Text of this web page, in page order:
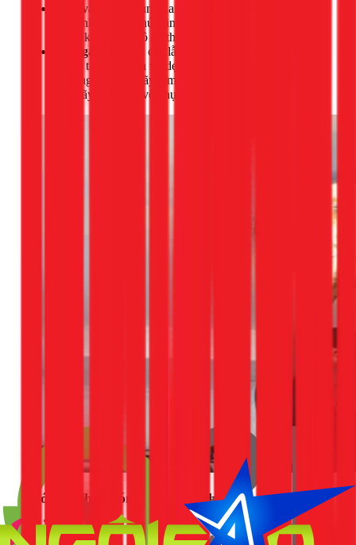
Loại vặn ren:
Dùng hai tay giữ chặt phần chụp đèn
bằng nhựa hoặc thủy tinh, sau đó xoay nhẹ ngược
chiều kim đồng hồ để tháo ra.
Loại gài lẫy:
Tìm các lẫy kim loại ở cạnh viền đèn.
Dùng tay hoặc tua vít dẹt để bẩy nhẹ các lẫy này ra
khỏi ngàm giữ. Hãy làm từ từ và đều các phía để tránh
làm gãy lẫy hoặc vỡ chụp đèn.
Bước 3: Tháo bóng đèn cũ đã hỏng
Đối với bóng đui xoáy (Compact, Halogen):Một tay
giữ chuôi đèn, tay kia cầm vào phần thân bóng và xoay